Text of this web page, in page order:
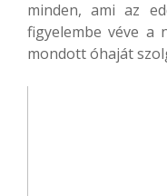
minden, ami az
figyelembe véve a
mondott óhaját